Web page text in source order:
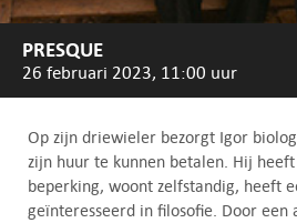
PRESQUE
26 februari 2023, 11:00 uur
Op zijn driewieler bezorgt Igor
zijn huur te kunnen betalen. Hij
beperking, woont zelfstandig, heeft
geïnteresseerd in filosofie. Door een